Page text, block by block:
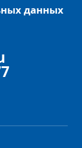
данных